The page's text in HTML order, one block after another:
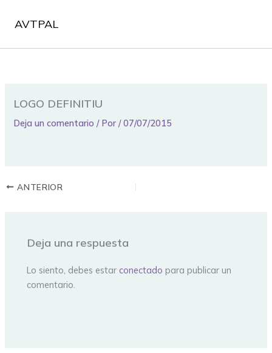
AVTPAL
LOGO DEFINITIU
Deja un comentario / Por/07/07/2015
ANTERIOR
Deja una respuesta
Lo siento, debes estar conectado para publicar un
comentario.